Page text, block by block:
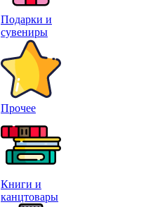
Подарки и
сувениры
Прочее
Книги и
канцтовары